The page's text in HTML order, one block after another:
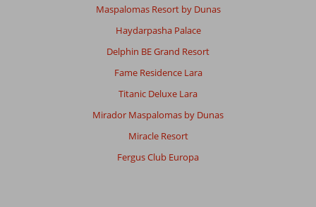
Maspalomas Resort by Dunas
Haydarpasha Palace
Delphin BE Grand Resort
Fame Residence Lara
Titanic Deluxe Lara
Mirador Maspalomas by Dunas
Miracle Resort
Fergus Club Europa